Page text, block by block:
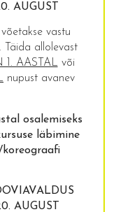
AUGUST
vastu
Täida allolevast
1. AASTAL või
nupust avanev
osalemiseks
läbimine
AUGUST